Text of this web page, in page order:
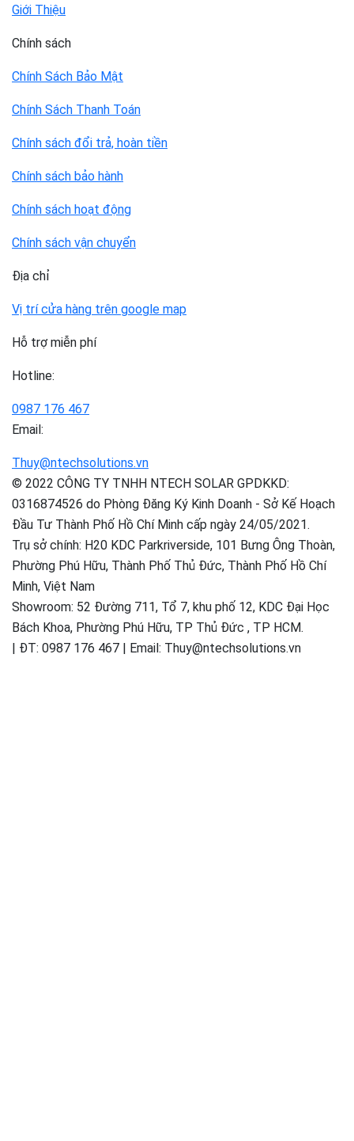
Giới Thiệu
Chính sách
Chính Sách Bảo Mật
Chính Sách Thanh Toán
Chính sách đổi trả, hoàn tiền
Chính sách bảo hành
Chính sách hoạt động
Chính sách vận chuyển
Địa chỉ
Vị trí cửa hàng trên google map
Hỗ trợ miễn phí
Hotline:
0987 176 467
Email:
Thuy@ntechsolutions.vn
© 2022 CÔNG TY TNHH NTECH SOLAR GPDKKD:
0316874526 do Phòng Đăng Ký Kinh Doanh - Sở Kế Hoạch
Đầu Tư Thành Phố Hồ Chí Minh cấp ngày 24/05/2021.
Trụ sở chính: H20 KDC Parkriverside, 101 Bưng Ông Thoàn,
Phường Phú Hữu, Thành Phố Thủ Đức, Thành Phố Hồ Chí
Minh, Việt Nam
Showroom: 52 Đường 711, Tổ 7, khu phố 12, KDC Đại Học
Bách Khoa, Phường Phú Hữu, TP Thủ Đức , TP HCM.
| ĐT: 0987 176 467 | Email: Thuy@ntechsolutions.vn